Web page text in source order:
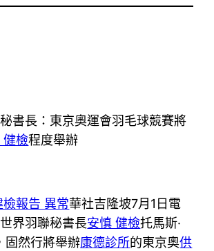
長：東京奧運會羽毛球競賽將
健檢程度舉辦
檢報告 異常華社吉隆坡7月1日電
界羽聯秘書長安慎 健檢托馬斯·
固然行將舉辦康德診所的東京奧供